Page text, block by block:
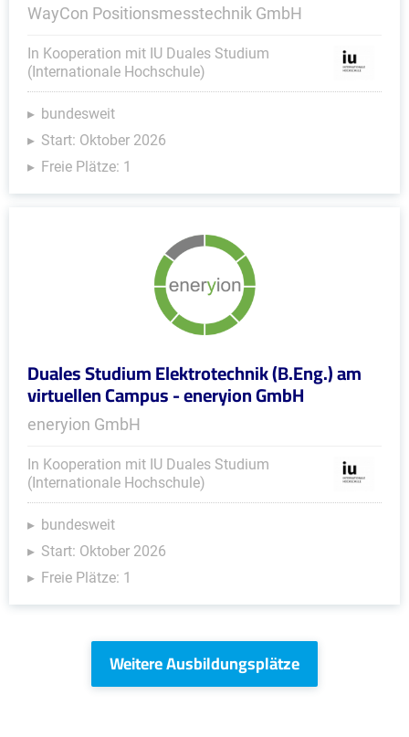
WayCon Positionsmesstechnik GmbH
In Kooperation mit IU Duales Studium
(Internationale Hochschule)
bundesweit
Start: Oktober 2026
Freie Plätze: 1
Duales Studium Elektrotechnik (B.Eng.) am
virtuellen Campus - eneryion GmbH
eneryion GmbH
In Kooperation mit IU Duales Studium
(Internationale Hochschule)
bundesweit
Start: Oktober 2026
Freie Plätze: 1
Weitere Ausbildungsplätze